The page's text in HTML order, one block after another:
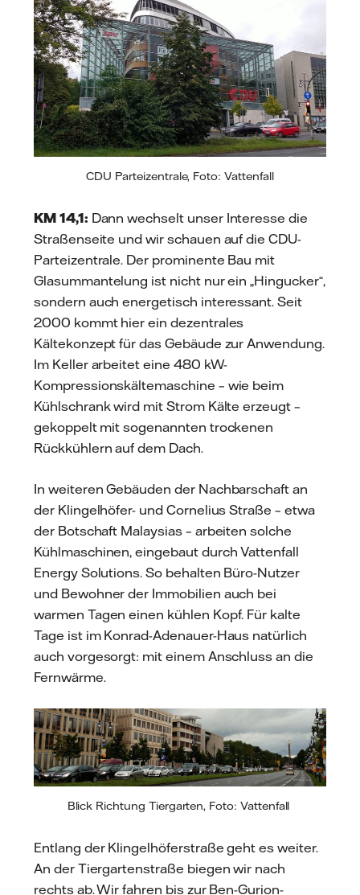
CDU Parteizentrale, Foto: Vattenfall
KM 14,1: Dann wechselt unser Interesse die
Straßenseite und wir schauen auf die CDU-
Parteizentrale. Der prominente Bau mit
Glasummantelung ist nicht nur ein „Hingucker“,
sondern auch energetisch interessant. Seit
2000 kommt hier ein dezentrales
Kältekonzept für das Gebäude zur Anwendung.
Im Keller arbeitet eine 480 kW-
Kompressionskältemaschine – wie beim
Kühlschrank wird mit Strom Kälte erzeugt –
gekoppelt mit sogenannten trockenen
Rückkühlern auf dem Dach.
In weiteren Gebäuden der Nachbarschaft an
der Klingelhöfer- und Cornelius Straße – etwa
der Botschaft Malaysias – arbeiten solche
Kühlmaschinen, eingebaut durch Vattenfall
Energy Solutions. So behalten Büro-Nutzer
und Bewohner der Immobilien auch bei
warmen Tagen einen kühlen Kopf. Für kalte
Tage ist im Konrad-Adenauer-Haus natürlich
auch vorgesorgt: mit einem Anschluss an die
Fernwärme.
Blick Richtung Tiergarten, Foto: Vattenfall
Entlang der Klingelhöferstraße geht es weiter.
An der Tiergartenstraße biegen wir nach
rechts ab. Wir fahren bis zur Ben-Gurion-